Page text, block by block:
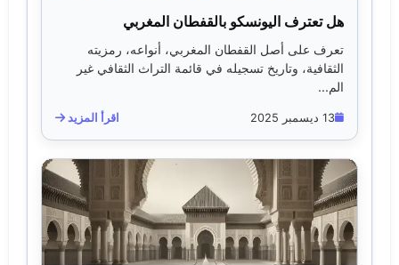
هل تعترف اليونسكو بالقفطان المغربي
تعرف على أصل القفطان المغربي، أنواعه، رمزيته
الثقافية، وتاريخ تسجيله في قائمة التراث الثقافي غير
الم...
13 ديسمبر 2025 اقرأ المزيد